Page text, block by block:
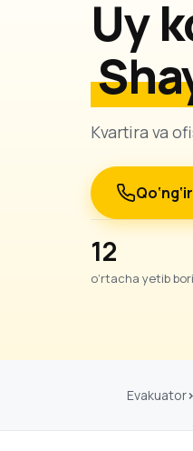
Uy
Kvartira va
12
o‘rtacha yetib
Evakuator